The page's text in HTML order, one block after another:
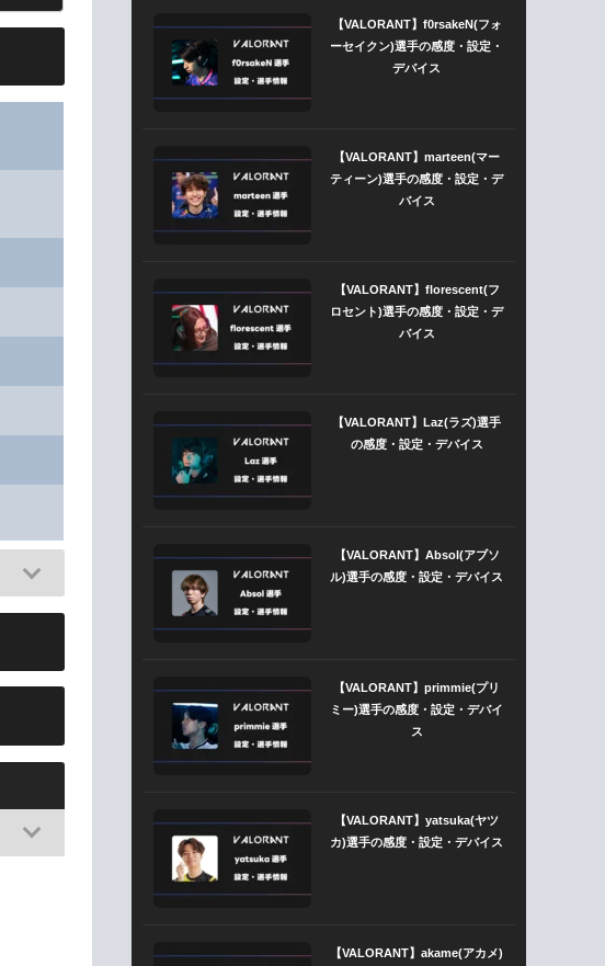
【VALORANT】f0rsakeN(フォ
ーセイクン)選手の感度・設定・
デバイス
【VALORANT】marteen(マー
ティーン)選手の感度・設定・デ
バイス
【VALORANT】florescent(フ
ロセント)選手の感度・設定・デ
バイス
【VALORANT】Laz(ラズ)選手
の感度・設定・デバイス
【VALORANT】Absol(アブソ
ル)選手の感度・設定・デバイス
【VALORANT】primmie(プリ
ミー)選手の感度・設定・デバイ
ス
【VALORANT】yatsuka(ヤツ
カ)選手の感度・設定・デバイス
【VALORANT】akame(アカメ)